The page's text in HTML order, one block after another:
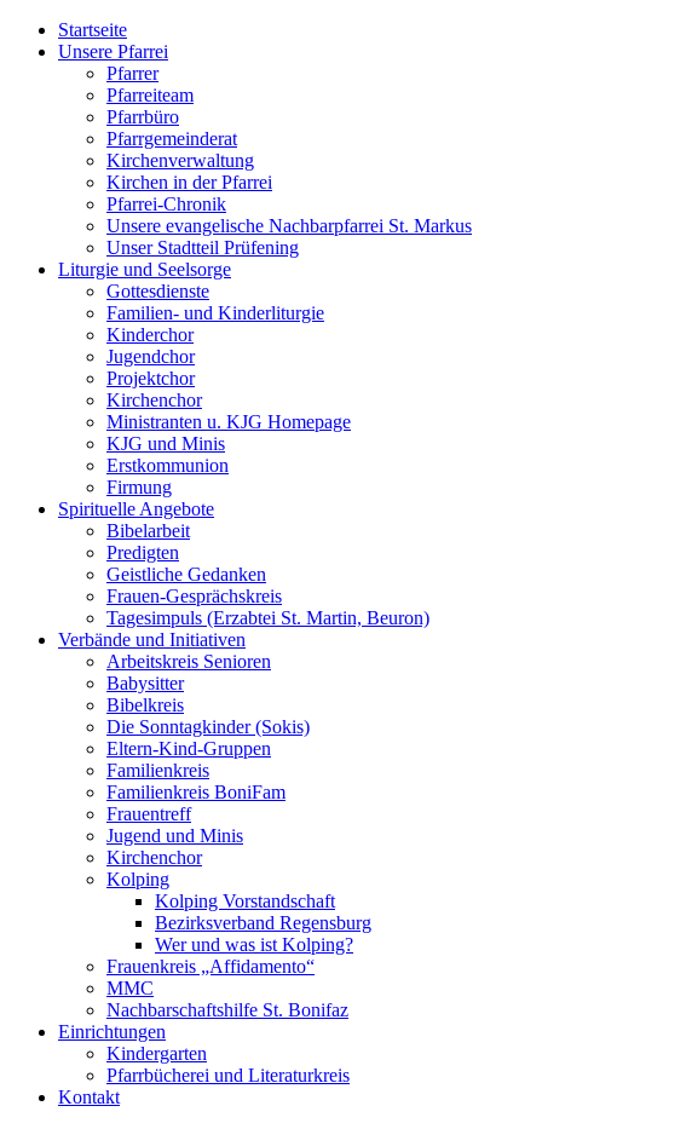
Startseite
Unsere Pfarrei
Pfarrer
Pfarreiteam
Pfarrbüro
Pfarrgemeinderat
Kirchenverwaltung
Kirchen in der Pfarrei
Pfarrei-Chronik
Unsere evangelische Nachbarpfarrei St. Markus
Unser Stadtteil Prüfening
Liturgie und Seelsorge
Gottesdienste
Familien- und Kinderliturgie
Kinderchor
Jugendchor
Projektchor
Kirchenchor
Ministranten u. KJG Homepage
KJG und Minis
Erstkommunion
Firmung
Spirituelle Angebote
Bibelarbeit
Predigten
Geistliche Gedanken
Frauen-Gesprächskreis
Tagesimpuls (Erzabtei St. Martin, Beuron)
Verbände und Initiativen
Arbeitskreis Senioren
Babysitter
Bibelkreis
Die Sonntagkinder (Sokis)
Eltern-Kind-Gruppen
Familienkreis
Familienkreis BoniFam
Frauentreff
Jugend und Minis
Kirchenchor
Kolping
Kolping Vorstandschaft
Bezirksverband Regensburg
Wer und was ist Kolping?
Frauenkreis „Affidamento“
MMC
Nachbarschaftshilfe St. Bonifaz
Einrichtungen
Kindergarten
Pfarrbücherei und Literaturkreis
Kontakt